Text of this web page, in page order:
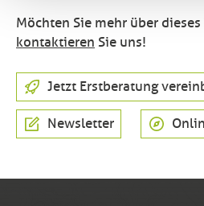
Möchten Sie mehr über
kontaktieren Sie uns!
Jetzt Erstberatung
Newsletter